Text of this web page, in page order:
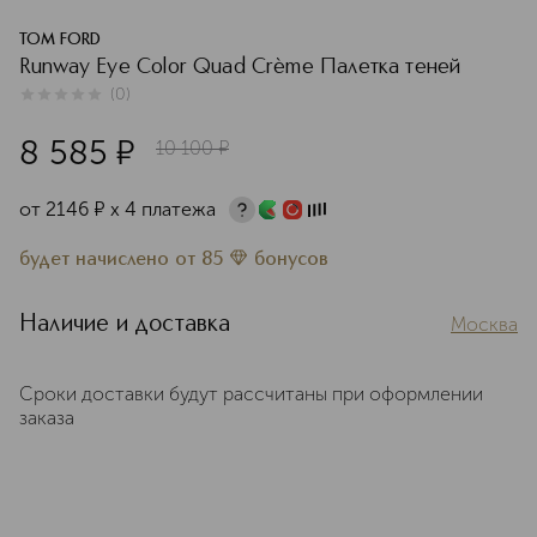
TOM FORD
Runway Eye Color Quad Crème Палетка теней
(0)
8 585 ¤ 10 100 ¤
от 2146 ¤ х 4 платежа
будет начислено от 85 бонусов
Наличие и доставка Москва
Сроки доставки будут рассчитаны при оформлении
заказа